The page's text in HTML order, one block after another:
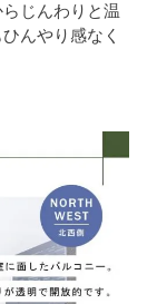
じんわりと温
んやり感なく